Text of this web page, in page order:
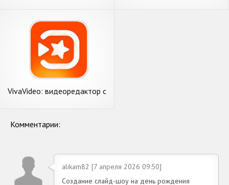
VivaVideo: видеоредактор с
Комментарии:
alikam82 [7 апреля 2026 09:50]
Создание слайд-шоу на день рождения